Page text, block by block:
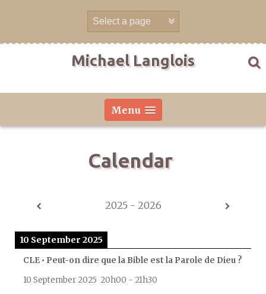
Michael Langlois
Menu
Calendar
2025 - 2026
10 September 2025
CLE • Peut-on dire que la Bible est la Parole de Dieu ?
10 September 2025 20h00 - 21h30